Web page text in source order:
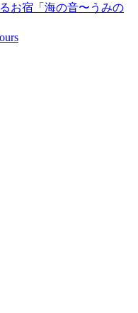
お宿「海の音〜うみの